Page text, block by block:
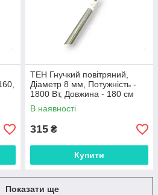
ТЕН Гнучкий повітряний,
Діаметр 8 мм, Потужність -
1800 Вт, Довжина - 180 см
В наявності
315 ₴
Купити
Показати ще